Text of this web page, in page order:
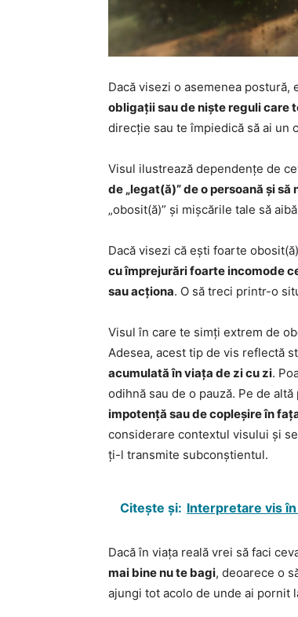
Dacă visezi o asemenea
obligații sau de niște reguli care
direcție sau te împiedică să ai un
Visul ilustrează dependențe de
de „legat(ă)” de o persoană și să
„obosit(ă)” și mișcările tale să
Dacă visezi că ești foarte
cu împrejurări foarte incomode
sau acționa. O să treci printr-o
Visul în care te simți extrem de
Adesea, acest tip de vis reflectă
acumulată în viața de zi cu zi.
odihnă sau de o pauză. Pe de
impotență sau de copleșire în
considerare contextul visului și
ți-l transmite subconștientul.
Citește și: Interpretare vis
Dacă în viața reală vrei să faci
mai bine nu te bagi, deoarece o
ajungi tot acolo de unde ai pornit